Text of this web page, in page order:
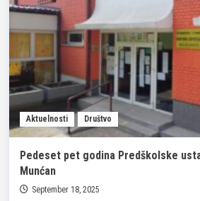
paketića
za
mališane
Predškolske
ustanove!
Aktuelnosti Društvo
Pedeset pet godina Predškolske
Munćan
September 18, 2025